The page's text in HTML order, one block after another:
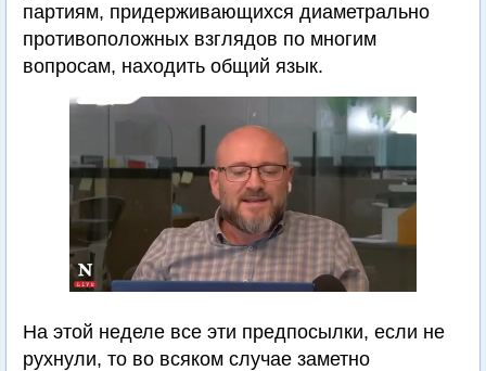
партиям, придерживающихся диаметрально
противоположных взглядов по многим
вопросам, находить общий язык.
На этой неделе все эти предпосылки, если не
рухнули, то во всяком случае заметно